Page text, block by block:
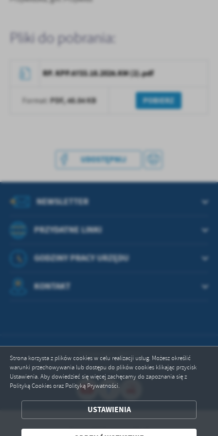
Strona korzysta z plików cookies w celu realizacji usług. Możesz określić
warunki przechowywania lub dostępu do plików cookies klikając przycisk
Ustawienia. Aby dowiedzieć się więcej zachęcamy do zapoznania się z
Polityką Cookies oraz Polityką Prywatności.
USTAWIENIA
treści w postaci wiadomości, ofert, komunikatów mediów
ZAPISZ WYBRANE
ODRZUĆ WSZYSTKIE
Pliki do pobrania:
RP. KPP.6733.18.2026.KM (2).pdf
Format: PDF, 48.84 KB POBIERZ
UDOSTĘPNIJ
PRZYDATNE LINKI
NEWSLETTER
GODZINY PRACY URZĘDU
KONTAKT
Odwiedzin: 664712
Online: 1
Copyright by przywidz.pl